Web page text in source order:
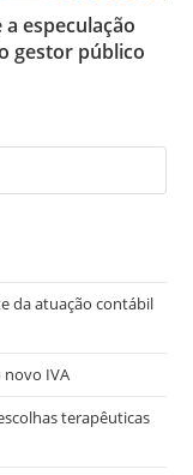
especulação
gestor público
da atuação contábil
novo IVA
terapêuticas